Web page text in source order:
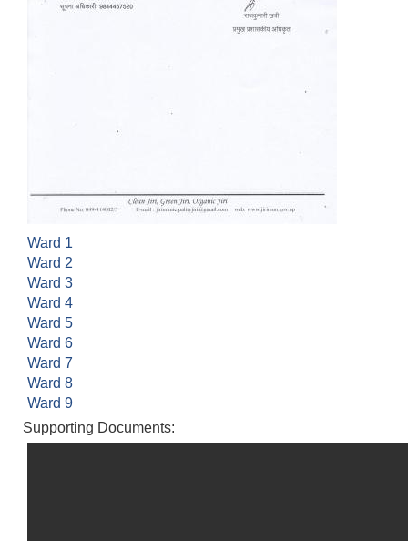
Ward 1
Ward 2
Ward 3
Ward 4
Ward 5
Ward 6
Ward 7
Ward 8
Ward 9
Supporting Documents: